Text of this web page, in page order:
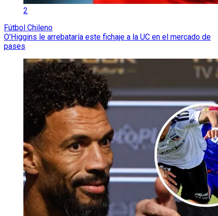
2
Fútbol Chileno
O'Higgins le arrebataría este fichaje a la UC en el mercado de
pases